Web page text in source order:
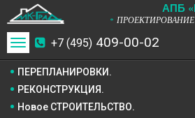
АПБ
* ПРОЕКТИРОВАНИЕ
+7 (495) 409-00-02
Toggle
navigation
ПЕРЕПЛАНИРОВКИ.
РЕКОНСТРУКЦИЯ.
Новое СТРОИТЕЛЬСТВО.